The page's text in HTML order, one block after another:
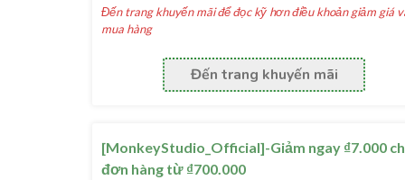
Đến trang khuyến mãi để đọc kỹ hơn điều khoản giảm giá
mua hàng
Đến trang khuyến mãi
[MonkeyStudio_Official]-Giảm ngay ₫7.000
đơn hàng từ ₫700.000